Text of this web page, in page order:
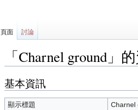
「Charnel ground」
跳
至
導
跳
至
搜
基本資訊
顯示標題
Charnel
頁面 討論